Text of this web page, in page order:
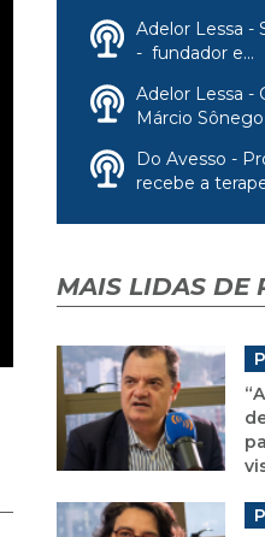
Adelor Lessa -
- fundador e...
Adelor Lessa -
Márcio
Do Avesso -
recebe a
MAIS LIDAS DE